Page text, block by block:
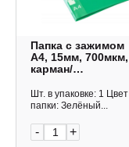
Папка с зажимом
А4, 15мм, 700мкм,
карман/
зеленый
PZ07CGREEN
Шт. в упаковке: 1 Цвет
папки: Зелёный...
- +